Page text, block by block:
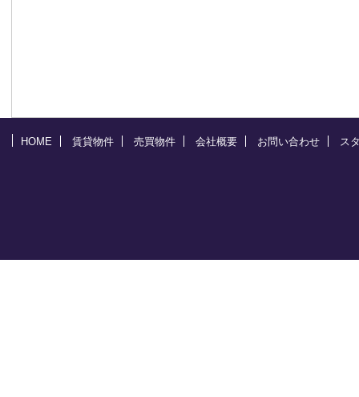
HOME 賃貸物件 売買物件 会社概要 お問い合わせ ス